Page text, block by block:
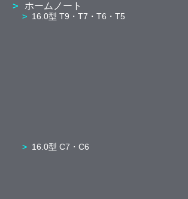
ホームノート
16.0型 T9・T7・T6・T5
16.0型 C7・C6